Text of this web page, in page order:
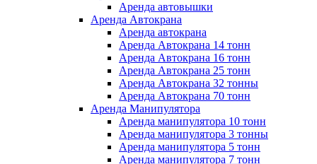
Аренда автовышки
Аренда Автокрана
Аренда автокрана
Аренда Автокрана 14 тонн
Аренда Автокрана 16 тонн
Аренда Автокрана 25 тонн
Аренда Автокрана 32 тонны
Аренда Автокрана 70 тонн
Аренда Манипулятора
Аренда манипулятора 10 тонн
Аренда манипулятора 3 тонны
Аренда манипулятора 5 тонн
Аренда манипулятора 7 тонн